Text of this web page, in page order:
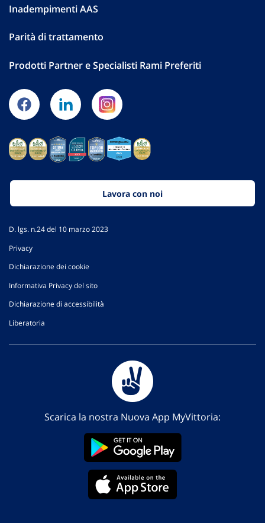
Inadempimenti AAS
Parità di trattamento
Prodotti Partner e Specialisti Rami Preferiti
Lavora con noi
D. lgs. n.24 del 10 marzo 2023
Privacy
Dichiarazione dei cookie
Informativa Privacy del sito
Dichiarazione di accessibilità
Liberatoria
Scarica la nostra Nuova App MyVittoria: